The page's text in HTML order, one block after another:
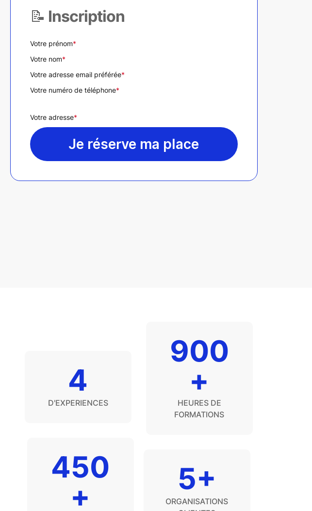
📝 Inscription
Votre prénom*
Votre nom*
Votre adresse email préférée*
Votre numéro de téléphone*
Votre adresse*
Je réserve ma place
4
D'EXPERIENCES
450
+
900
+
HEURES DE
FORMATIONS
5+
ORGANISATIONS